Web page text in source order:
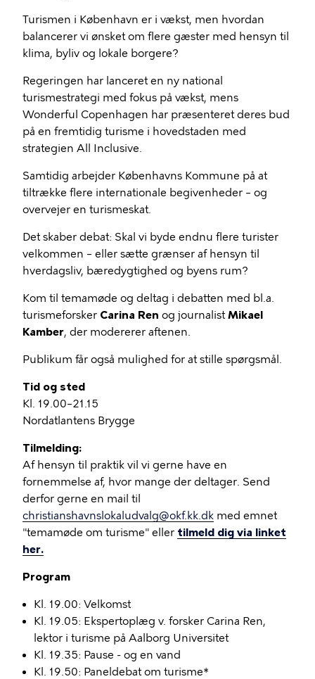
Turismen i København er i vækst, men hvordan
balancerer vi ønsket om flere gæster med hensyn til
klima, byliv og lokale borgere?
Regeringen har lanceret en ny national
turismestrategi med fokus på vækst, mens
Wonderful Copenhagen har præsenteret deres bud
på en fremtidig turisme i hovedstaden med
strategien All Inclusive.
Samtidig arbejder Københavns Kommune på at
tiltrække flere internationale begivenheder – og
overvejer en turismeskat.
Det skaber debat: Skal vi byde endnu flere turister
velkommen – eller sætte grænser af hensyn til
hverdagsliv, bæredygtighed og byens rum?
Kom til temamøde og deltag i debatten med bl.a.
turismeforsker Carina Ren og journalistMikael
Kamber, der modererer aftenen.
Publikum får også mulighed for at stille spørgsmål.
Tid og sted
Kl. 19.00–21.15
Nordatlantens Brygge
Tilmelding:
Af hensyn til praktik vil vi gerne have en
fornemmelse af, hvor mange der deltager. Send
derfor gerne en mail til
christianshavnslokaludvalg@okf.kk.dk med emnet
"temamøde om turisme" eller tilmeld dig via linket
her.
Program
Kl. 19.00: Velkomst
Kl. 19.05: Ekspertoplæg v. forsker Carina Ren,
lektor i turisme på Aalborg Universitet
Kl. 19.35: Pause - og en vand
Kl. 19.50: Paneldebat om turisme*